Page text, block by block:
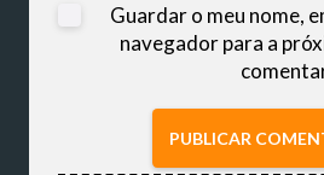
Guardar o meu nome,
navegador para a
PUBLICAR